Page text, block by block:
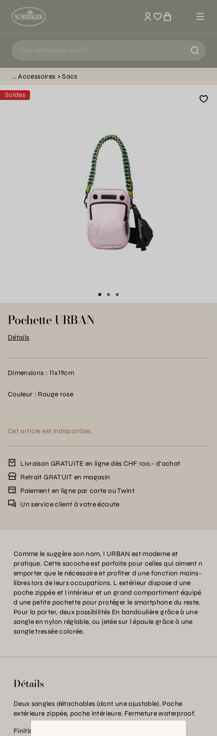
Mon compte
Accessoires Sacs
Soldes
Pochette URBAN
Détails
Dimensions : 11x19cm
Couleur : Rouge rose
Cet article est indisponible.
Livraison GRATUITE en ligne dès CHF 100.- d’achat
Retrait GRATUIT en magasin
Paiement en ligne par carte ou Twint
Un service client à votre écoute
Comme le suggère son nom, l URBAN est moderne et
pratique. Cette sacoche est parfaite pour celles qui aiment n
emporter que le nécessaire et profiter d une fonction mains-
libres lors de leurs occupations. L extérieur dispose d une
poche zippée et l intérieur et un grand compartiment équipé
d une petite pochette pour protéger le smartphone du reste.
Pour la porter, deux possibilités En bandoulière grâce à une
sangle en nylon réglable, ou jetée sur l épaule grâce à une
sangle tressée colorée.
Détails
Deux sangles détachables (dont une ajustable). Poche
extérieure zippée, poche intérieure. Fermeture waterproof.
Finition: